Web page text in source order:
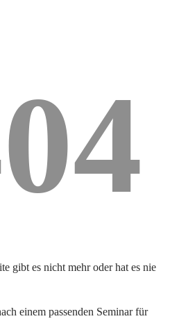
gibt es nicht mehr oder hat es nie
einem passenden Seminar für